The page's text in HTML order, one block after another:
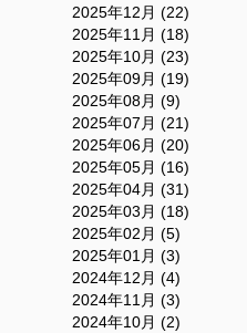
2025年12月 (22)
2025年11月 (18)
2025年10月 (23)
2025年09月 (19)
2025年08月 (9)
2025年07月 (21)
2025年06月 (20)
2025年05月 (16)
2025年04月 (31)
2025年03月 (18)
2025年02月 (5)
2025年01月 (3)
2024年12月 (4)
2024年11月 (3)
2024年10月 (2)